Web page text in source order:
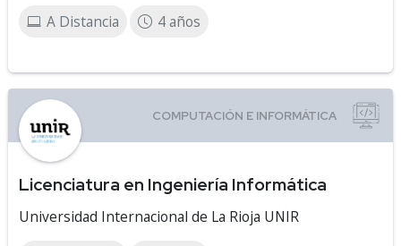
A Distancia 4 años
Licenciatura en Ingeniería Informática
Universidad Internacional de La Rioja UNIR